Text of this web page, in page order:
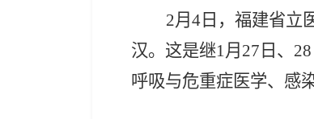
2月4日，福建省立
汉。这是继1月27日、
呼吸与危重症医学、感